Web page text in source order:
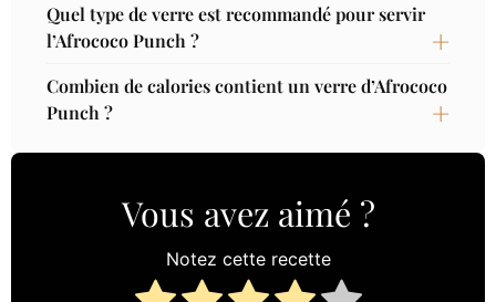
Quel type de verre est recommandé pour servir
l’Afrococo Punch ?
Combien de calories contient un verre d’Afrococo
Punch ?
Vous avez aimé ?
Notez cette recette